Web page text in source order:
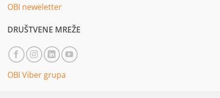
OBI neweletter
DRUŠTVENE MREŽE
OBI Viber grupa